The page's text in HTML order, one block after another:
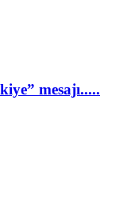
mesajı.....